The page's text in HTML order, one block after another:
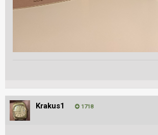
Krakus1 1718